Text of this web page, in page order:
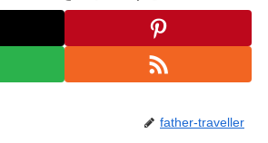
father-traveller